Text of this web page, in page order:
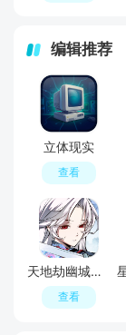
编辑推荐
立体现实
查看
天地劫幽城再临官方版
查看